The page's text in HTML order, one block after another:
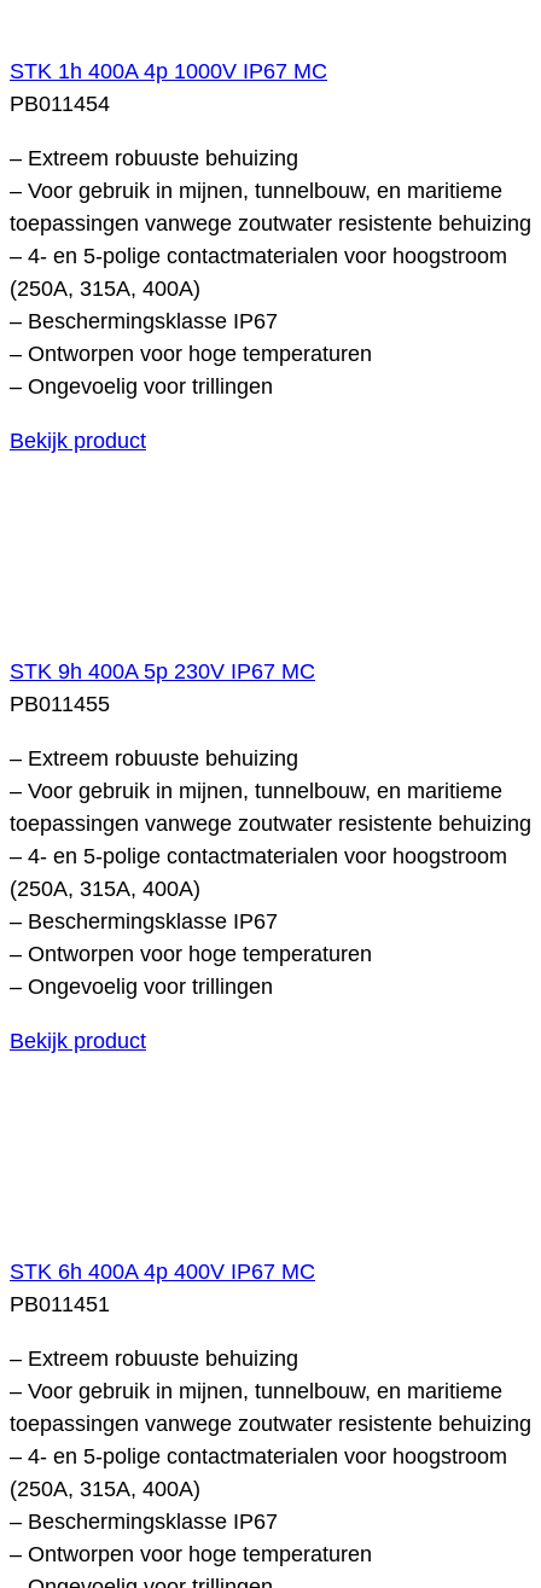
STK 1h 400A 4p 1000V IP67 MC
PB011454
– Extreem robuuste behuizing
– Voor gebruik in mijnen, tunnelbouw, en maritieme
toepassingen vanwege zoutwater resistente behuizing
– 4- en 5-polige contactmaterialen voor hoogstroom
(250A, 315A, 400A)
– Beschermingsklasse IP67
– Ontworpen voor hoge temperaturen
– Ongevoelig voor trillingen
Bekijk product
STK 9h 400A 5p 230V IP67 MC
PB011455
– Extreem robuuste behuizing
– Voor gebruik in mijnen, tunnelbouw, en maritieme
toepassingen vanwege zoutwater resistente behuizing
– 4- en 5-polige contactmaterialen voor hoogstroom
(250A, 315A, 400A)
– Beschermingsklasse IP67
– Ontworpen voor hoge temperaturen
– Ongevoelig voor trillingen
Bekijk product
STK 6h 400A 4p 400V IP67 MC
PB011451
– Extreem robuuste behuizing
– Voor gebruik in mijnen, tunnelbouw, en maritieme
toepassingen vanwege zoutwater resistente behuizing
– 4- en 5-polige contactmaterialen voor hoogstroom
(250A, 315A, 400A)
– Beschermingsklasse IP67
– Ontworpen voor hoge temperaturen